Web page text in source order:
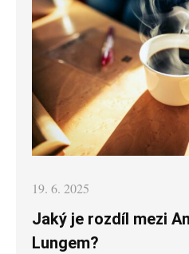
Posted
on
19. 6. 2025
Jaký je rozdíl mezi
Lungem?